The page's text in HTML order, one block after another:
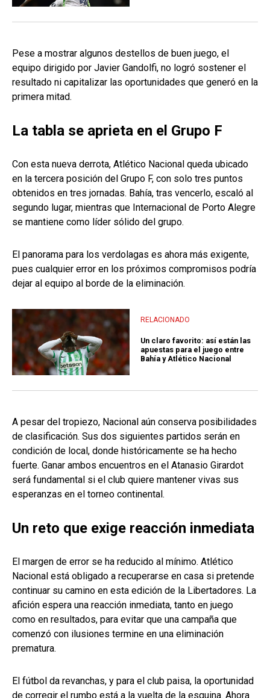
Pese a mostrar algunos destellos de buen juego, el
equipo dirigido por Javier Gandolfi, no logró sostener el
resultado ni capitalizar las oportunidades que generó en la
primera mitad.
La tabla se aprieta en el Grupo F
Con esta nueva derrota, Atlético Nacional queda ubicado
en la tercera posición del Grupo F, con solo tres puntos
obtenidos en tres jornadas. Bahía, tras vencerlo, escaló al
segundo lugar, mientras que Internacional de Porto Alegre
se mantiene como líder sólido del grupo.
El panorama para los verdolagas es ahora más exigente,
pues cualquier error en los próximos compromisos podría
dejar al equipo al borde de la eliminación.
RELACIONADO
Un claro favorito: así están las
apuestas para el juego entre
Bahía y Atlético Nacional
A pesar del tropiezo, Nacional aún conserva posibilidades
de clasificación. Sus dos siguientes partidos serán en
condición de local, donde históricamente se ha hecho
fuerte. Ganar ambos encuentros en el Atanasio Girardot
será fundamental si el club quiere mantener vivas sus
esperanzas en el torneo continental.
Un reto que exige reacción inmediata
El margen de error se ha reducido al mínimo. Atlético
Nacional está obligado a recuperarse en casa si pretende
continuar su camino en esta edición de la Libertadores. La
afición espera una reacción inmediata, tanto en juego
como en resultados, para evitar que una campaña que
comenzó con ilusiones termine en una eliminación
prematura.
El fútbol da revanchas, y para el club paisa, la oportunidad
de corregir el rumbo está a la vuelta de la esquina. Ahora